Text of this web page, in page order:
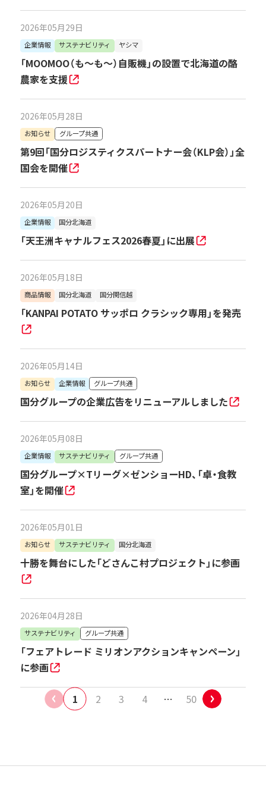
2026年05月29日
企業情報 サステナビリティ ヤシマ
「MOOMOO（も～も～）自販機」の設置で北海道の酪
農家を支援
2026年05月28日
お知らせ グループ共通
第9回「国分ロジスティクスパートナー会（KLP会）」全
国会を開催
2026年05月20日
企業情報 国分北海道
「天王洲キャナルフェス2026春夏」に出展
2026年05月18日
商品情報 国分北海道 国分関信越
「KANPAI POTATO サッポロ クラシック専用」を発売
2026年05月14日
お知らせ 企業情報 グループ共通
国分グループの企業広告をリニューアルしました
2026年05月08日
企業情報 サステナビリティ グループ共通
国分グループ×Tリーグ×ゼンショーHD、「卓・食教
室」を開催
2026年05月01日
お知らせ サステナビリティ 国分北海道
十勝を舞台にした「どさんこ村プロジェクト」に参画
2026年04月28日
サステナビリティ グループ共通
「フェアトレード ミリオンアクションキャンペーン」
に参画
1 2 3 4 … 50